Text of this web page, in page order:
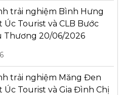
trải nghiệm Bình Hưng
Úc Tourist và CLB Bước
Thương 20/06/2026
trải nghiệm Măng Đen
Úc Tourist và Gia Đình Chị